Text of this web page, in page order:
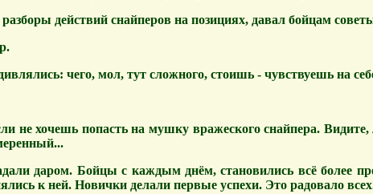
действий снайперов на позициях, давал бойцам
чего, мол, тут сложного, стоишь - чувствуешь на
не хочешь попасть на мушку вражеского снайпера. Видите,
даром. Бойцы с каждым днём, становились всё более
к ней. Новички делали первые успехи. Это радовало